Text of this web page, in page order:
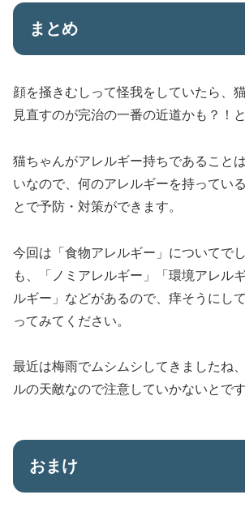
まとめ
顔を掻きむしって怪我をしていたら、
見直すのが完治の一番の近道かも？！
猫ちゃんがアレルギー持ちであること
いなので、何のアレルギーを持ってい
とで予防・対策ができます。
今回は「食物アレルギー」についてで
も、「ノミアレルギー」「環境アレル
ルギー」などがあるので、痒そうにし
ってみてください。
最近は梅雨でムシムシしてきましたね
ルの天敵なので注意していかないとで
おまけ